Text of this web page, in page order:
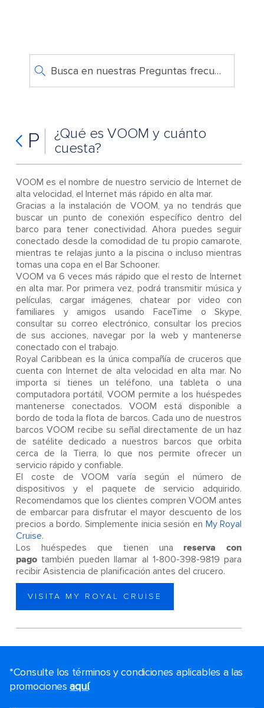
Busca en nuestras Preguntas frecuentes
P
¿Qué es VOOM y cuánto
cuesta?
VOOM es el nombre de nuestro servicio de Internet de
alta velocidad, el Internet más rápido en alta mar.
Gracias a la instalación de VOOM, ya no tendrás que
buscar un punto de conexión específico dentro del
barco para tener conectividad. Ahora puedes seguir
conectado desde la comodidad de tu propio camarote,
mientras te relajas junto a la piscina o incluso mientras
tomas una copa en el Bar Schooner.
VOOM va 6 veces más rápido que el resto de Internet
en alta mar. Por primera vez, podrá transmitir música y
películas, cargar imágenes, chatear por video con
familiares y amigos usando FaceTime o Skype,
consultar su correo electrónico, consultar los precios
de sus acciones, navegar por la web y mantenerse
conectado con el trabajo.
Royal Caribbean es la única compañía de cruceros que
cuenta con Internet de alta velocidad en alta mar. No
importa si tienes un teléfono, una tableta o una
computadora portátil, VOOM permite a los huéspedes
mantenerse conectados. VOOM está disponible a
bordo de toda la flota de barcos. Cada uno de nuestros
barcos VOOM recibe su señal directamente de un haz
de satélite dedicado a nuestros barcos que orbita
cerca de la Tierra, lo que nos permite ofrecer un
servicio rápido y confiable.
El coste de VOOM varía según el número de
dispositivos y el paquete de servicio adquirido.
Recomendamos que los clientes compren VOOM antes
de embarcar para disfrutar el mayor descuento de los
precios a bordo. Simplemente inicia sesión en My Royal
Cruise.
Los huéspedes que tienen una reserva con
pago también pueden llamar al 1-800-398-9819 para
recibir Asistencia de planificación antes del crucero.
VISITA MY ROYAL CRUISE
*Consulte los términos y condiciones aplicables a las
promocionesaquí.